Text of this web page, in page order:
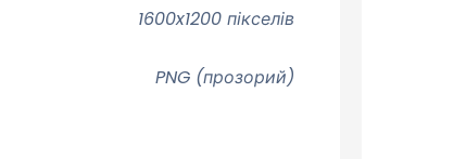
1600x1200 пікселів
PNG (прозорий)